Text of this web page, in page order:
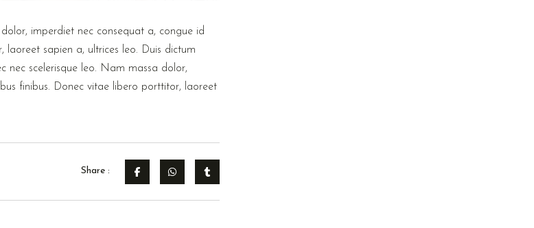
imperdiet nec consequat a, congue id
sapien a, ultrices leo. Duis dictum
nec scelerisque leo. Nam massa dolor,
finibus. Donec vitae libero porttitor, laoreet
Share :